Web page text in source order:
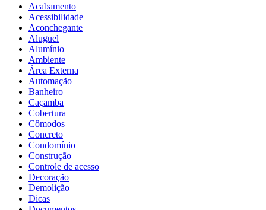
Acabamento
Acessibilidade
Aconchegante
Aluguel
Alumínio
Ambiente
Área Externa
Automação
Banheiro
Caçamba
Cobertura
Cômodos
Concreto
Condomínio
Construção
Controle de acesso
Decoração
Demolição
Dicas